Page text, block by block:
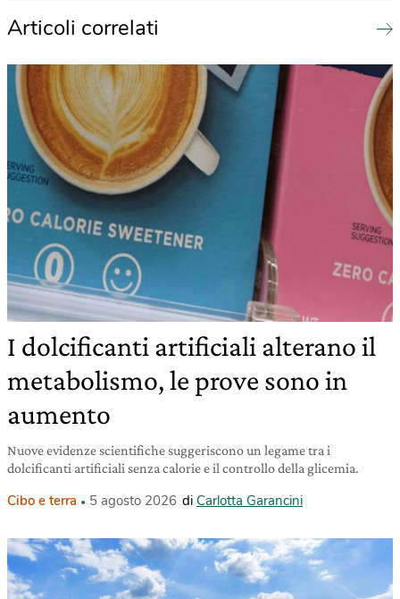
Articoli correlati
I dolcificanti artificiali alterano il
metabolismo, le prove sono in
aumento
Nuove evidenze scientifiche suggeriscono un legame tra i
dolcificanti artificiali senza calorie e il controllo della glicemia.
Cibo e terra 5 agosto 2026 di Carlotta Garancini